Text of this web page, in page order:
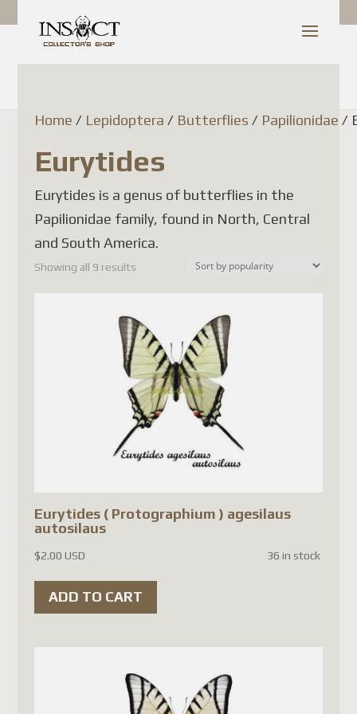
Home / Lepidoptera / Butterflies / Papilionidae /
Eurytides
Eurytides is a genus of butterflies in the
Papilionidae family, found in North, Central
and South America.
Showing all 9 results
Eurytides ( Protographium ) agesilaus
autosilaus
$2.00 USD 36 in stock
ADD TO CART
Dear Customer,
Since July 1, 2026, Canada
Post has temporarily
suspended the acceptance of
countries). This decision is
related to new European
Union customs regulations
and is not due to any issue
specific to France.
The main reasons are:
requires a
€3 customs fee per
item
New compliance requirements
detailed information for each
item being shipped, including a
detailed description, value,